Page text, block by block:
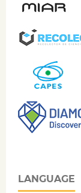
LANGUAGE